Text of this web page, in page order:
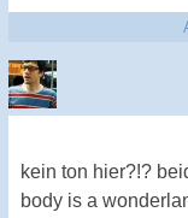
kein ton hier?!?
body is a